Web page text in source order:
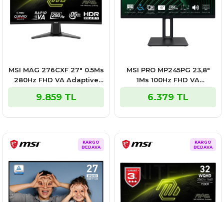
MSI MAG 276CXF 27″ 0.5Ms
280Hz FHD VA Adaptive
Sync Siyah Gaming
Monitör
9.859 TL
MSI PRO MP245PG 23,8″
1Ms 100Hz FHD VA
Adaptive Sync Monitör
6.379 TL
KARGO
BEDAVA
KARGO
BEDAVA